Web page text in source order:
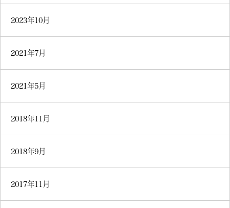
2023年10月
2021年7月
2021年5月
2018年11月
2018年9月
2017年11月